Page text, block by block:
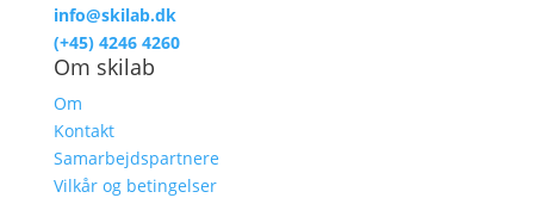
info@skilab.dk
(+45) 4246 4260
Om skilab
Om
Kontakt
Samarbejdspartnere
Vilkår og betingelser